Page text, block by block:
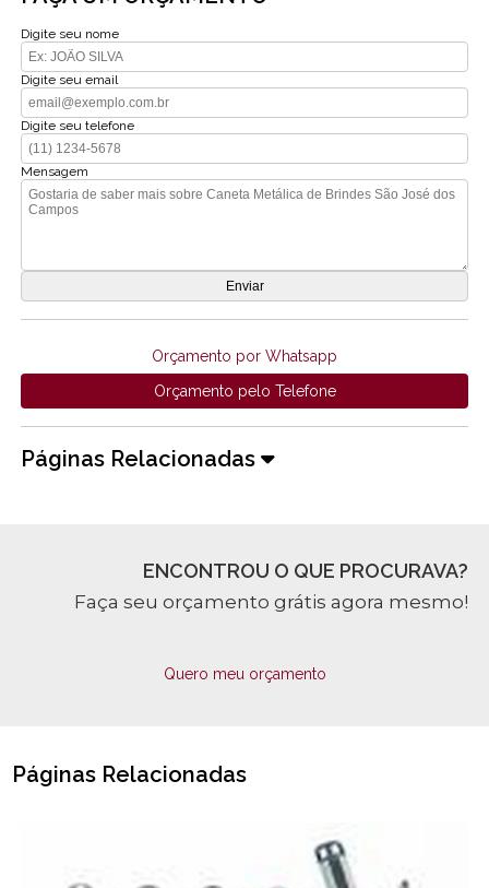
Digite seu nome
Digite seu email
Digite seu telefone
Mensagem
Orçamento por Whatsapp
Orçamento pelo Telefone
Páginas Relacionadas
ENCONTROU O QUE PROCURAVA?
Faça seu orçamento grátis agora mesmo!
Quero meu orçamento
Páginas Relacionadas